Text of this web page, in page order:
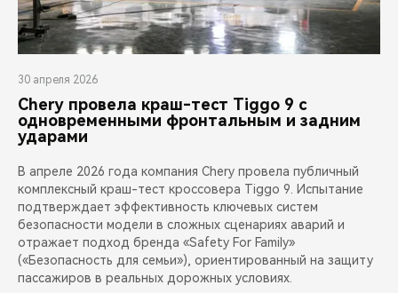
30 апреля 2026
Chery провела краш-тест Tiggo 9 с
одновременными фронтальным и задним
ударами
В апреле 2026 года компания Chery провела публичный
комплексный краш-тест кроссовера Tiggo 9. Испытание
подтверждает эффективность ключевых систем
безопасности модели в сложных сценариях аварий и
отражает подход бренда «Safety For Family»
(«Безопасность для семьи»), ориентированный на защиту
пассажиров в реальных дорожных условиях.